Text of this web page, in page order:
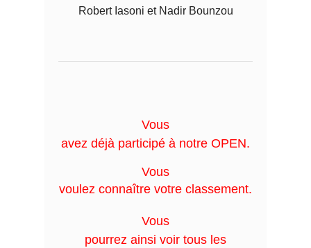
Robert Iasoni et Nadir Bounzou
Vous
avez déjà participé à notre OPEN.
Vous
voulez connaître votre classement.
Vous
pourrez ainsi voir tous les